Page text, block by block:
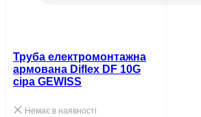
Труба електромонтажна
армована Diflex DF 10G
сіра GEWISS
Немає в наявності